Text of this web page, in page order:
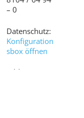
– 0
Datenschutz:
Konfiguration
sbox öffnen
Bilder: